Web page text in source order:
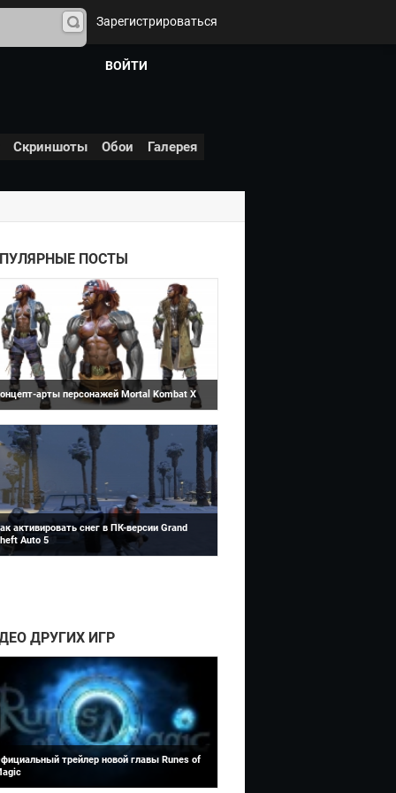
На
йти
Зарегистрироваться
ВОЙТИ
Скриншоты Обои Галерея
ПОСТЫ
Kombat 10 (X)
арты персонажей Mortal Kombat X
Концепт художник Марко Нелор, работающий
блоге большую подбор...
Theft Auto 5
активировать снег в ПК-версии Grand
Auto 5
Не успел отгреметь релиз ПК-версии Grand
ДРУГИХ ИГР
of Magic
трейлер новой главы Runes of